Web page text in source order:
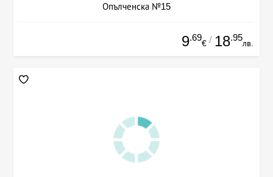
Опълченска №15
9.69
€ / 18.95
лв.